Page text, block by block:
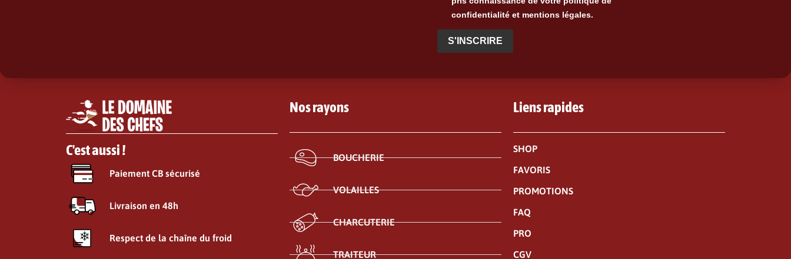
confidentialité et mentions légales.
S'INSCRIRE
C'est aussi !
Paiement CB sécurisé
Livraison en 48h
Respect de la chaîne du froid
Nos rayons
BOUCHERIE
VOLAILLES
CHARCUTERIE
TRAITEUR
Liens rapides
SHOP
FAVORIS
PROMOTIONS
FAQ
PRO
CGV